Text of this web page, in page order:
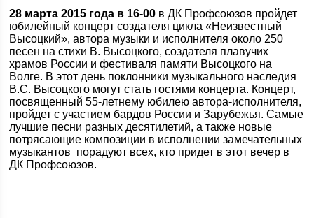
28 марта 2015 года в 16-00 в ДК Профсоюзов пройдет
юбилейный концерт создателя цикла «Неизвестный
Высоцкий», автора музыки и исполнителя около 250
песен на стихи В. Высоцкого, создателя плавучих
храмов России и фестиваля памяти Высоцкого на
Волге. В этот день поклонники музыкального наследия
В.С. Высоцкого могут стать гостями концерта. Концерт,
посвященный 55-летнему юбилею автора-исполнителя,
пройдет с участием бардов России и Зарубежья. Самые
лучшие песни разных десятилетий, а также новые
потрясающие композиции в исполнении замечательных
музыкантов порадуют всех, кто придет в этот вечер в
ДК Профсоюзов.